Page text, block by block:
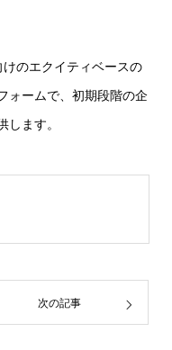
のエクイティベースの
ォームで、初期段階の企
します。
次の記事